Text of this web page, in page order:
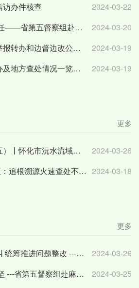
2024-03-22
办件核查
2024-03-20
正视问题 压实责任——省第五督察组赴中方县、怀化国际陆港经开区开展下沉督察
2024-03-19
怀化市群众信访举报转办和边督边改公开情况一览表（第1批）
2024-03-19
群众信访举报转办及地方查处情况一览表（第一批至第五批2024年3月14日-3月18日）
更多
2024-03-26
典型案例通报（五）丨怀化市沅水流域水生态环境问题多发频发
2024-03-18
环保督察 | 鹤城区：追根溯源火速查处不知来源油漆味
更多
2024-03-26
深入开展自查自纠 统筹推进问题整改 ---省第五督察组深入新晃开展下沉督察（怀化市配合第二轮省...
2024-03-25
加快整改 合力攻坚 ---省第五督察组赴麻阳开展下沉督察（怀化市配合第二轮省生态环境保护督查工作...